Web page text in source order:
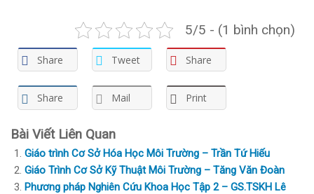
5/5 - (1 bình chọn)
Share Tweet Share
Share Mail Print
Bài Viết Liên Quan
Giáo trình Cơ Sở Hóa Học Môi Trường – Trần Tứ Hiếu
Giáo Trình Cơ Sở Kỹ Thuật Môi Trường – Tăng Văn Đoàn
Phương pháp Nghiên Cứu Khoa Học Tập 2 – GS.TSKH Lê